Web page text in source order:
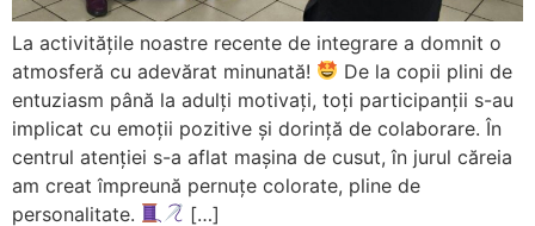
La activitățile noastre recente de integrare a domnit o
atmosferă cu adevărat minunată!
De la copii plini de
entuziasm până la adulți motivați, toți participanții s-au
implicat cu emoții pozitive și dorință de colaborare. În
centrul atenției s-a aflat mașina de cusut, în jurul căreia
am creat împreună pernuțe colorate, pline de
personalitate.
[…]